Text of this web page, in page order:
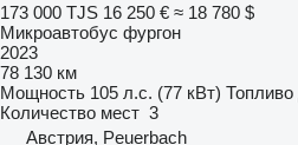
173 000 TJS 16 250 € ≈ 18 780 $
Микроавтобус фургон
2023
78 130 км
Мощность 105 л.с. (77 кВт) Топливо
Количество мест 3
Австрия, Peuerbach